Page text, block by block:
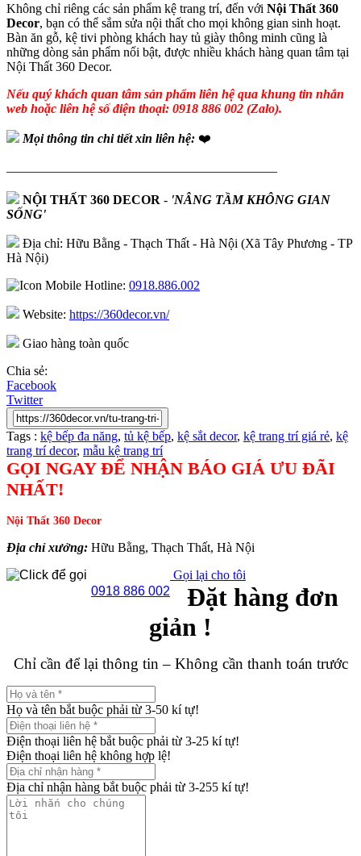
Không chỉ riêng các sản phẩm kệ trang trí, đến với Nội Thất 360
Decor, bạn có thể sắm sửa nội thất cho mọi không gian sinh hoạt.
Bàn ăn gỗ, kệ tivi phòng khách hay tủ giày thông minh cũng là
những dòng sản phẩm nổi bật, được nhiều khách hàng quan tâm tại
Nội Thất 360 Decor.
Nếu quý khách quan tâm sản phẩm liên hệ qua khung tin nhắn
web hoặc liên hệ số điện thoại: 0918 886 002 (Zalo).
Mọi thông tin chi tiết xin liên hệ: ❤️
—————————————————————
NỘI THẤT 360 DECOR - 'NÂNG TẦM KHÔNG GIAN
SỐNG'
Địa chỉ: Hữu Bằng - Thạch Thất - Hà Nội (Xã Tây Phương - TP
Hà Nội)
Hotline: 0918.886.002
Website: https://360decor.vn/
Giao hàng toàn quốc
Chia sẻ:
Facebook
Twitter
Tags : kệ bếp đa năng, tủ kệ bếp, kệ sắt decor, kệ trang trí giá rẻ, kệ
trang trí decor, mẫu kệ trang trí
GỌI NGAY ĐỂ NHẬN BÁO GIÁ ƯU ĐÃI
NHẤT!
Nội Thất 360 Decor
Địa chỉ xưởng: Hữu Bằng, Thạch Thất, Hà Nội
0918 886 002
Gọi lại cho tôi
Đặt hàng đơn
giản !
Chỉ cần để lại thông tin – Không cần thanh toán trước
Họ và tên bắt buộc phải từ 3-50 kí tự!
Điện thoại liên hệ bắt buộc phải từ 3-25 kí tự!
Điện thoại liên hệ không hợp lệ!
Địa chỉ nhận hàng bắt buộc phải từ 3-255 kí tự!